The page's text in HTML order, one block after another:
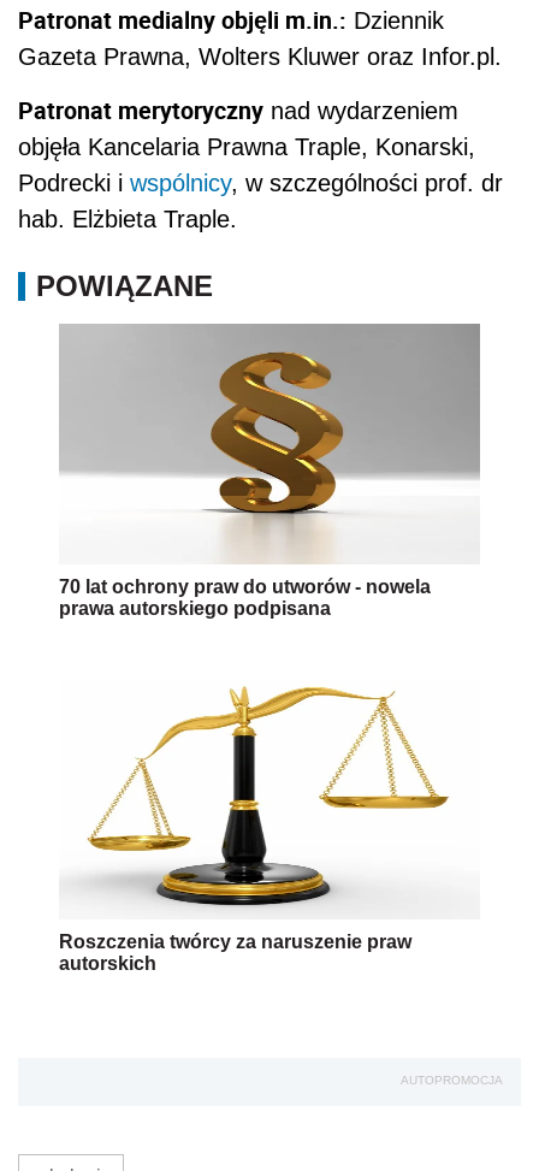
Patronat medialny objęli m.in.: Dziennik
Gazeta Prawna, Wolters Kluwer oraz Infor.pl.
Patronat merytoryczny nad wydarzeniem
objęła Kancelaria Prawna Traple, Konarski,
Podrecki i wspólnicy, w szczególności prof. dr
hab. Elżbieta Traple.
POWIĄZANE
70 lat ochrony praw do utworów - nowela
prawa autorskiego podpisana
Roszczenia twórcy za naruszenie praw
autorskich
AUTOPROMOCJA